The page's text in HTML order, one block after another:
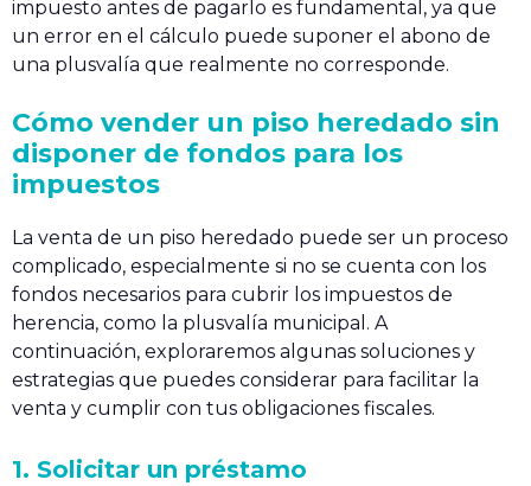
impuesto antes de pagarlo es fundamental, ya que
un error en el cálculo puede suponer el abono de
una plusvalía que realmente no corresponde.
Cómo vender un piso heredado sin
disponer de fondos para los
impuestos
La venta de un piso heredado puede ser un proceso
complicado, especialmente si no se cuenta con los
fondos necesarios para cubrir los impuestos de
herencia, como la plusvalía municipal. A
continuación, exploraremos algunas soluciones y
estrategias que puedes considerar para facilitar la
venta y cumplir con tus obligaciones fiscales.
1. Solicitar un préstamo